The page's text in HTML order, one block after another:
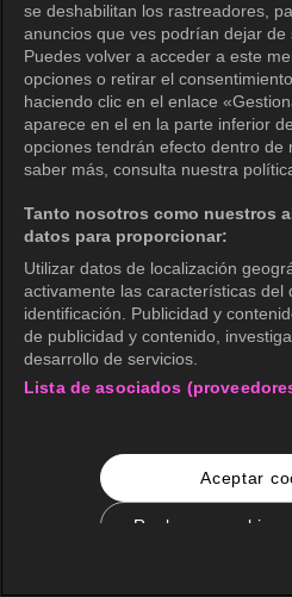
se deshabilitan los rastreadores,
anuncios que ves podrían dejar de
Puedes volver a acceder a este
opciones o retirar el
haciendo clic en el enlace
aparece en el en la parte inferior
opciones tendrán efecto dentro de
saber más, consulta nuestra
Tanto nosotros como nuestros
datos para proporcionar:
Utilizar datos de localización
activamente las características del
identificación. Publicidad y
de publicidad y contenido,
desarrollo de servicios.
Lista de asociados
Aceptar
Rechazar cookies